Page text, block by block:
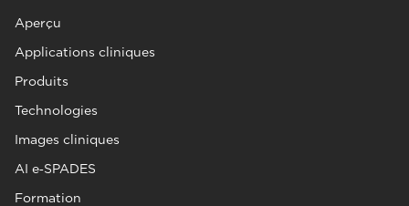
Aperçu
Applications cliniques
Produits
Technologies
Images cliniques
AI e‑SPADES
Formation